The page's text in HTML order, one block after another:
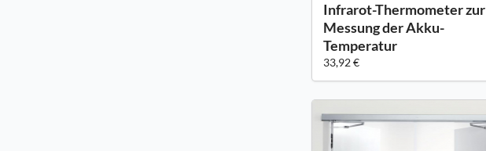
Infrarot-Thermometer zur
Messung der Akku-
Temperatur
33,92 €